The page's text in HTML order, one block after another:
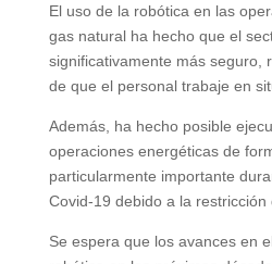
El uso de la robótica en las
gas natural ha hecho que el
significativamente más seguro,
de que el personal trabaje en
Además, ha hecho posible
operaciones energéticas de
particularmente importante
Covid-19 debido a la restricción
Se espera que los avances en